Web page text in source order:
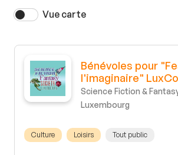
Vue carte
Bénévoles pour
l'imaginaire"
Science Fiction &
Luxembourg
Culture Loisirs Tout public